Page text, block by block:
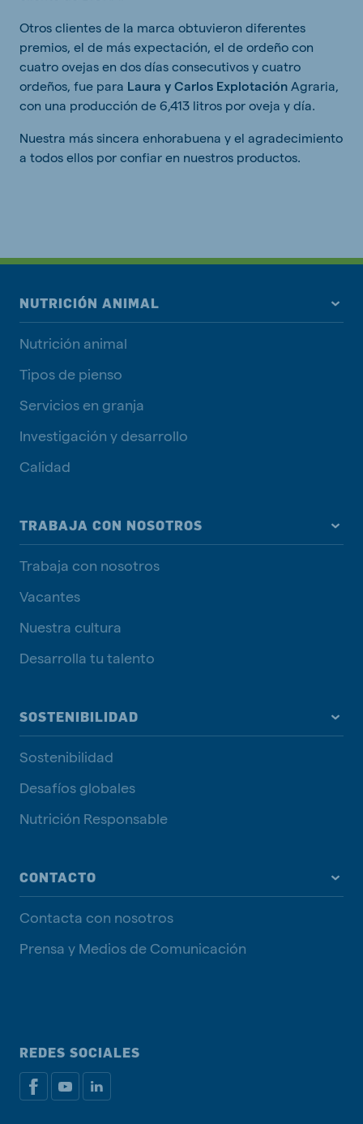
Otros clientes de la marca obtuvieron diferentes
premios, el de más expectación, el de ordeño con
cuatro ovejas en dos días consecutivos y cuatro
ordeños, fue para Laura y Carlos Explotación Agraria,
con una producción de 6,413 litros por oveja y día.
Nuestra más sincera enhorabuena y el agradecimiento
a todos ellos por confiar en nuestros productos.
NUTRICIÓN ANIMAL
Nutrición animal
Tipos de pienso
Servicios en granja
Investigación y desarrollo
Calidad
TRABAJA CON NOSOTROS
Trabaja con nosotros
Vacantes
Nuestra cultura
Desarrolla tu talento
SOSTENIBILIDAD
Sostenibilidad
Desafíos globales
Nutrición Responsable
CONTACTO
Contacta con nosotros
Prensa y Medios de Comunicación
REDES SOCIALES